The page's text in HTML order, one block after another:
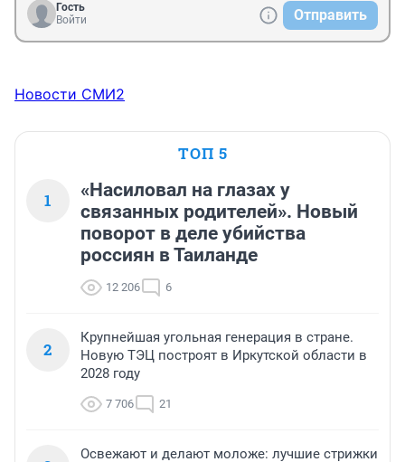
Гость
Войти
Отправить
Новости СМИ2
ТОП 5
1
«Насиловал на глазах у
связанных родителей». Новый
поворот в деле убийства
россиян в Таиланде
12 206 6
2
Крупнейшая угольная генерация в стране.
Новую ТЭЦ построят в Иркутской области в
2028 году
7 706 21
Освежают и делают моложе: лучшие стрижки